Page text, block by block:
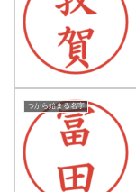
つから始まる名字